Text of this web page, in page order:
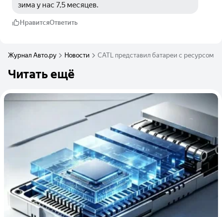
зима у нас 7,5 месяцев.
НравитсяОтветить
Журнал Авто.ру Новости CATL представил батареи с ресурсом
Читать ещё